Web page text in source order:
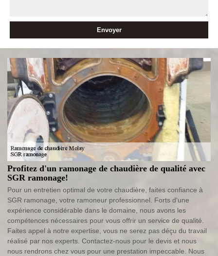
Profitez d'un ramonage de chaudière de qualité avec
SGR ramonage!
Pour un entretien optimal de votre chaudière, faites confiance à
SGR ramonage, votre ramoneur professionnel. Forts d'une
expérience considérable dans le domaine, nous avons les
compétences nécessaires pour vous offrir un service de qualité.
Faites appel à notre expertise, vous ne serez pas déçu du travail
réalisé par nos experts. Contactez-nous pour le devis et nous
nous rendrons chez vous pour une prestation impeccable. Nous